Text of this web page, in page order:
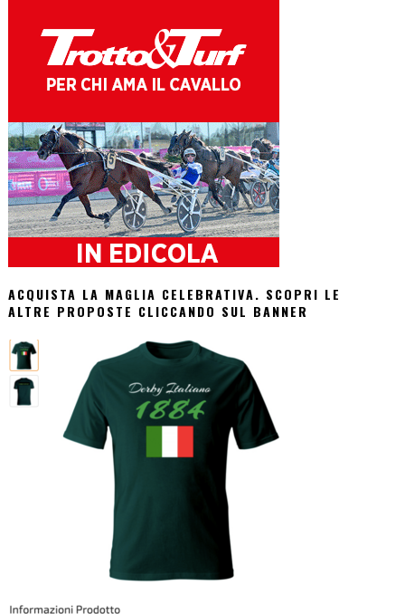
ACQUISTA LA MAGLIA CELEBRATIVA. SCOPRI LE
ALTRE PROPOSTE CLICCANDO SUL BANNER